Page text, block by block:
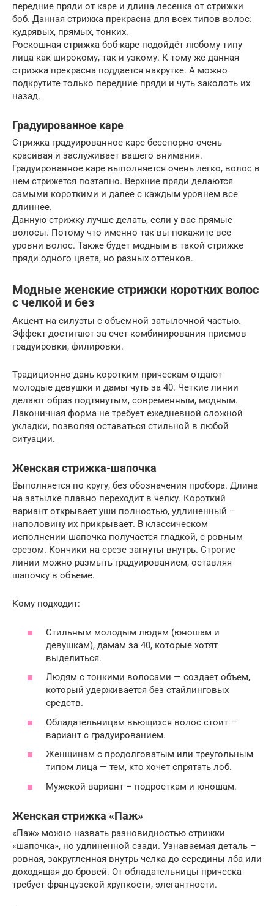
передние пряди от каре и длина лесенка от стрижки
боб. Данная стрижка прекрасна для всех типов волос:
кудрявых, прямых, тонких.
Роскошная стрижка боб-каре подойдёт любому типу
лица как широкому, так и узкому. К тому же данная
стрижка прекрасна поддается накрутке. А можно
подкрутите только передние пряди и чуть заколоть их
назад.
Градуированное каре
Стрижка градуированное каре бесспорно очень
красивая и заслуживает вашего внимания.
Градуированное каре выполняется очень легко, волос в
нем стрижется поэтапно. Верхние пряди делаются
самыми короткими и далее с каждым уровнем все
длиннее.
Данную стрижку лучше делать, если у вас прямые
волосы. Потому что именно так вы покажите все
уровни волос. Также будет модным в такой стрижке
пряди одного цвета, но разных оттенков.
Модные женские стрижки коротких волос
с челкой и без
Акцент на силуэты с объемной затылочной частью.
Эффект достигают за счет комбинирования приемов
градуировки, филировки.
Традиционно дань коротким прическам отдают
молодые девушки и дамы чуть за 40. Четкие линии
делают образ подтянутым, современным, модным.
Лаконичная форма не требует ежедневной сложной
укладки, позволяя оставаться стильной в любой
ситуации.
Женская стрижка-шапочка
Выполняется по кругу, без обозначения пробора. Длина
на затылке плавно переходит в челку. Короткий
вариант открывает уши полностью, удлиненный –
наполовину их прикрывает. В классическом
исполнении шапочка получается гладкой, с ровным
срезом. Кончики на срезе загнуты внутрь. Строгие
линии можно размыть градуированием, оставляя
шапочку в объеме.
Кому подходит:
Стильным молодым людям (юношам и
девушкам), дамам за 40, которые хотят
выделиться.
Людям с тонкими волосами — создает объем,
который удерживается без стайлинговых
средств.
Обладательницам вьющихся волос стоит —
вариант с градуированием.
Женщинам с продолговатым или треугольным
типом лица — тем, кто хочет спрятать лоб.
Мужской вариант – подросткам и юношам.
Женская стрижка «Паж»
«Паж» можно назвать разновидностью стрижки
«шапочка», но удлиненной сзади. Узнаваемая деталь –
ровная, закругленная внутрь челка до середины лба или
доходящая до бровей. От обладательницы прическа
требует французской хрупкости, элегантности.